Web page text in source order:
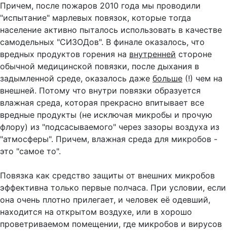
Причем, после пожаров 2010 года мы проводили
"испытание" марлевых повязок, которые тогда
население активно пыталось использовать в качестве
самодельных "СИЗОДов". В финале оказалось, что
вредных продуктов горения на внутренней стороне
обычной медицинской повязки, после дыхания в
задымленной среде, оказалось даже больше (!) чем на
внешней. Потому что внутри повязки образуется
влажная среда, которая прекрасно впитывает все
вредные продукты (не исключая микробы и прочую
флору) из "подсасываемого" через зазоры воздуха из
"атмосферы". Причем, влажная среда для микробов -
это "самое то".
Повязка как средство защиты от внешних микробов
эффективна только первые полчаса. При условии, если
она очень плотно прилегает, и человек её одевший,
находится на открытом воздухе, или в хорошо
проветриваемом помещении, где микробов и вирусов